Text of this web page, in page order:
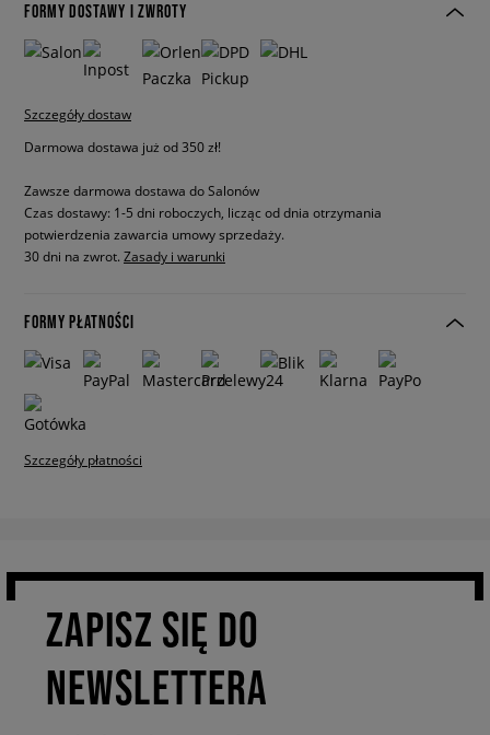
FORMY DOSTAWY I ZWROTY
Szczegóły dostaw
Darmowa dostawa już od 350 zł!
Zawsze darmowa dostawa do Salonów
Czas dostawy: 1-5 dni roboczych, licząc od dnia otrzymania
potwierdzenia zawarcia umowy sprzedaży.
30 dni na zwrot. Zasady i warunki
FORMY PŁATNOŚCI
Szczegóły płatności
ZAPISZ SIĘ DO
NEWSLETTERA